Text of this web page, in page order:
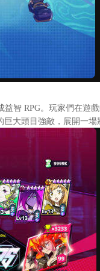
RPG。玩家們在遊
大頭目強敵，展開一場